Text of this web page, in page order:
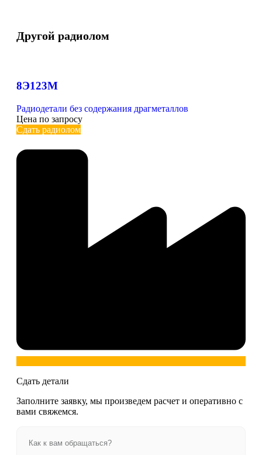
Другой радиолом
8Э123М
Радиодетали без содержания драгметаллов
Цена по запросу
Сдать радиолом
Сдать детали
Заполните заявку, мы произведем расчет и оперативно с
вами свяжемся.